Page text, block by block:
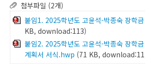
첨부파일 (2개)
붙임1. 2025학년도 고윤석-박종숙 장학
KB, download:113)
붙임2. 2025학년도 고윤석-박종숙 장학
계획서 서식.hwp (71 KB,